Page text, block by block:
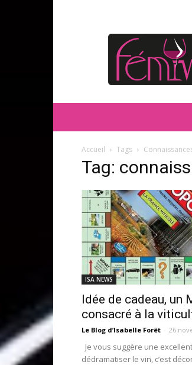
FEMIVIN
Accueil Tags
Tag:
ISA NEWS
Idée de cadeau, un
consacré à la
Le Blog d’Isabelle Forêt - 26
Je vous suggère une
dédramatiser le vin, c’est